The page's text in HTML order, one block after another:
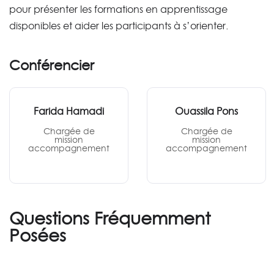
pour présenter les formations en apprentissage
disponibles et aider les participants à s’orienter.
Conférencier
Farida Hamadi
Chargée de
mission
accompagnement
Ouassila Pons
Chargée de
mission
accompagnement
Questions Fréquemment
Posées